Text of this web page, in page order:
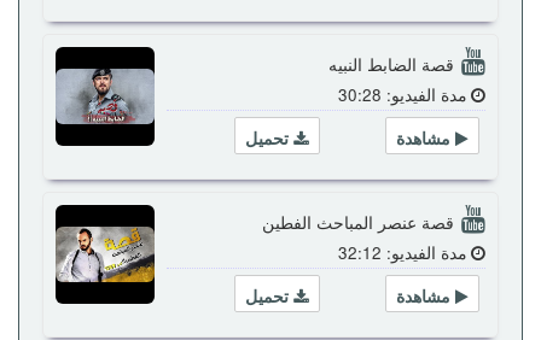
قصة الضابط النبيه
مدة الفيديو: 30:28
تحميل
مشاهدة
قصة عنصر المباحث الفطين
مدة الفيديو: 32:12
تحميل
مشاهدة